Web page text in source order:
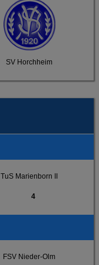
SV Horchheim
TuS Marienborn II
4
FSV Nieder-Olm